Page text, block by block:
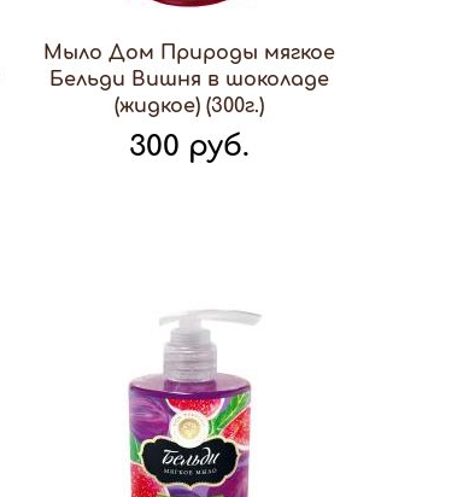
Мыло Дом Природы мягкое
Бельди Вишня в шоколаде
(жидкое) (300г.)
300 руб.